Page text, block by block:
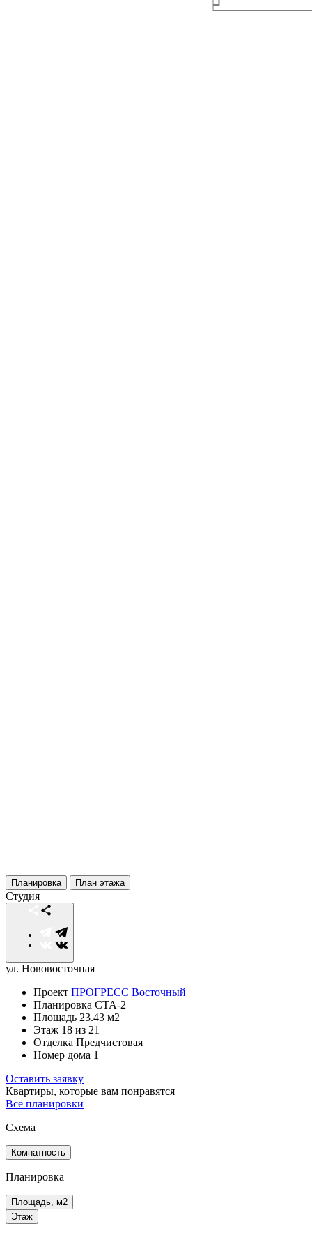
Планировка План этажа
Студия
ул. Нововосточная
Проект ПРОГРЕСС Восточный
Планировка СТА-2
Площадь 23.43 м2
Этаж 18 из 21
Отделка Предчистовая
Номер дома 1
Оставить заявку
Квартиры, которые вам понравятся
Все планировки
Схема
Комнатность
Планировка
Площадь, м2
Этаж